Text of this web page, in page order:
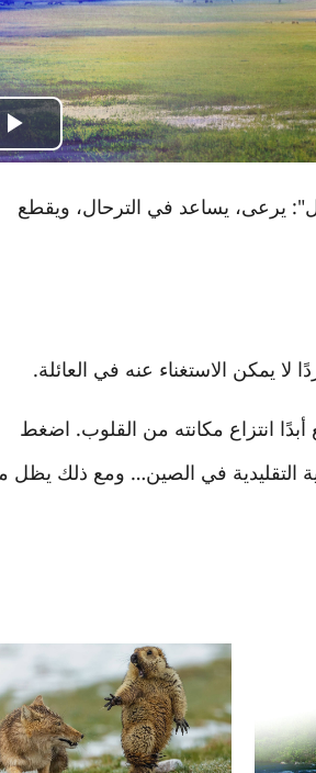
يرعى، يساعد في الترحال، ويقطع
يمكن الاستغناء عنه في العائلة.
انتزاع مكانته من القلوب. اضغط
التقليدية في الصين… ومع ذلك يظل